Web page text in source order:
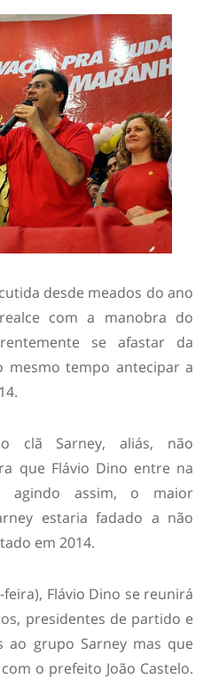
desde meados do ano
com a manobra do
se afastar da
mesmo tempo antecipar a
clã Sarney, aliás, não
que Flávio Dino entre na
agindo assim, o maior
estaria fadado a não
em 2014.
Flávio Dino se reunirá
presidentes de partido e
ao grupo Sarney mas que
o prefeito João Castelo.